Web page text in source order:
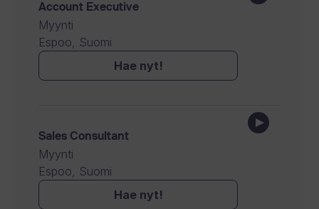
Account Executive
Myynti
Espoo, Suomi
Hae nyt!
Sales Consultant
Myynti
Espoo, Suomi
Hae nyt!